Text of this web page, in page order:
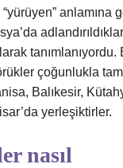
“yürüyen” anlamına
tanımlanıyordu.
çoğunlukla
Balıkesir,
yerleşiktirler.
nasıl